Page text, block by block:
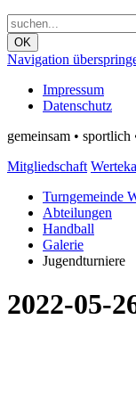
OK
Navigation
Impressum
Datenschutz
gemeinsam • sportlich
Mitgliedschaft
Turngemeinde
Abteilungen
Handball
Galerie
Jugendturniere
2022-05-